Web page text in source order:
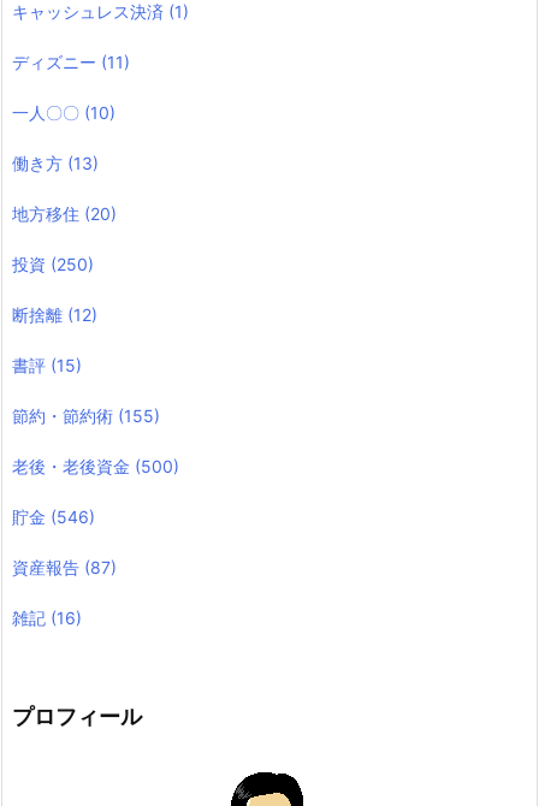
キャッシュレス決済 (1)
ディズニー (11)
一人〇〇 (10)
働き方 (13)
地方移住 (20)
投資 (250)
断捨離 (12)
書評 (15)
節約・節約術 (155)
老後・老後資金 (500)
貯金 (546)
資産報告 (87)
雑記 (16)
プロフィール